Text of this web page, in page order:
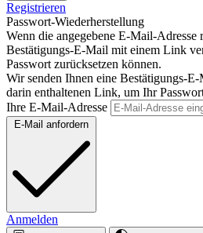
Registrieren
Passwort-Wiederherstellung
Wenn die angegebene E-Mail-Adresse
Bestätigungs-E-Mail mit einem Link
Passwort zurücksetzen können.
Wir senden Ihnen eine Bestätigungs-
darin enthaltenen Link, um Ihr
Ihre E-Mail-Adresse
E-Mail anfordern
Anmelden